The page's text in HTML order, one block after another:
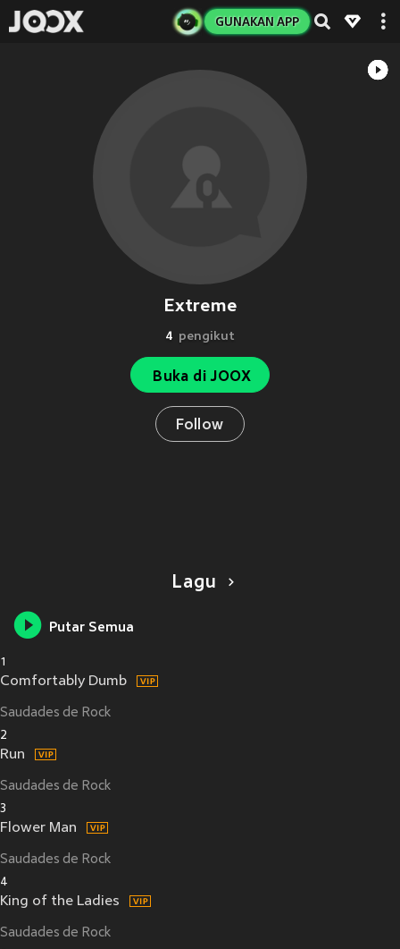
GUNAKAN APP
Extreme
4 pengikut
Buka di JOOX
Follow
Lagu
Putar Semua
1
Comfortably Dumb
Saudades de Rock
2
Run
Saudades de Rock
3
Flower Man
Saudades de Rock
4
King of the Ladies
Saudades de Rock